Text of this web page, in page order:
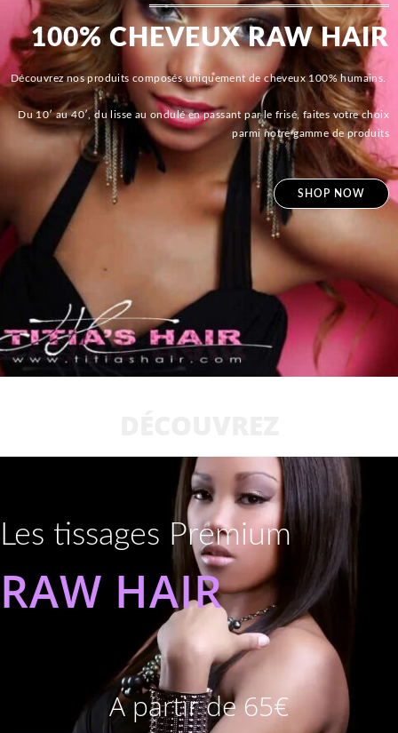
100% CHEVEUX RAW HAIR
Découvrez nos produits composés uniquement de cheveux 100% humains.
Du 10′ au 40′, du lisse au ondulé en passant par le frisé, faites votre choix
parmi notre gamme de produits
SHOP NOW
Les tissages Premium
RAW HAIR
A partir de 65€